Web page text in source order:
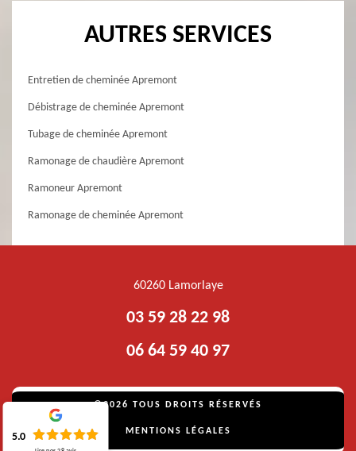
AUTRES SERVICES
Entretien de cheminée Apremont
Débistrage de cheminée Apremont
Tubage de cheminée Apremont
Ramonage de chaudière Apremont
Ramoneur Apremont
Ramonage de cheminée Apremont
60260 Lamorlaye
03 59 28 22 98
06 64 59 40 97
©2026 TOUS DROITS RÉSERVÉS
MENTIONS LÉGALES
5.0